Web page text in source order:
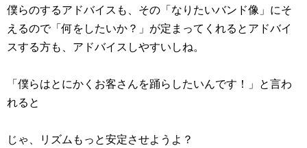
僕らのするアドバイスも、その「なりたいバンド像」にそ
えるので「何をしたいか？」が定まってくれるとアドバイ
スする方も、アドバイスしやすいしね。
「僕らはとにかくお客さんを踊らしたいんです！」と言わ
れると
じゃ、リズムもっと安定させようよ？